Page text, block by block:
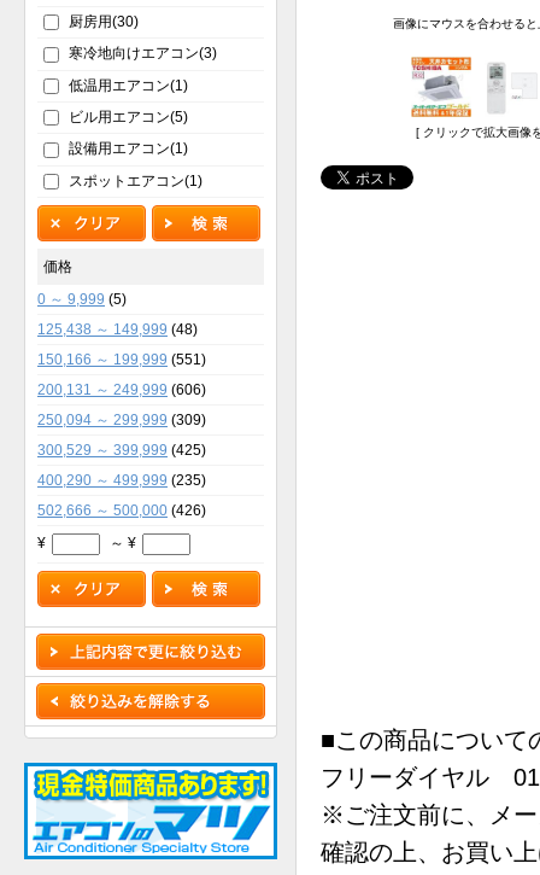
画像にマウスを合わせる
[ クリックで拡大画像
■この商品について
フリーダイヤル
※ご注文前に、メ
確認の上、お買い
厨房用(30)
寒冷地向けエアコン(3)
低温用エアコン(1)
ビル用エアコン(5)
設備用エアコン(1)
スポットエアコン(1)
価格
0 ～ 9,999 (5)
125,438 ～ 149,999 (48)
150,166 ～ 199,999 (551)
200,131 ～ 249,999 (606)
250,094 ～ 299,999 (309)
300,529 ～ 399,999 (425)
400,290 ～ 499,999 (235)
502,666 ～ 500,000 (426)
¥
～ ¥